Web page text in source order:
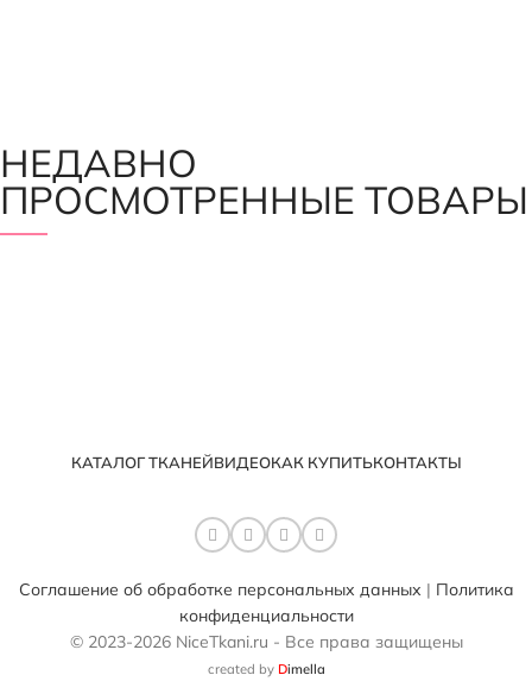
НЕДАВНО
ПРОСМОТРЕННЫЕ ТОВАРЫ
КАТАЛОГ ТКАНЕЙВИДЕОКАК КУПИТЬКОНТАКТЫ
Соглашение об обработке персональных данных | Политика
конфиденциальности
© 2023-2026 NiceTkani.ru - Все права защищены
created by Dimella